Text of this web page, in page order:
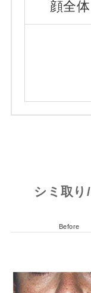
顔全体
シミ取り
Before